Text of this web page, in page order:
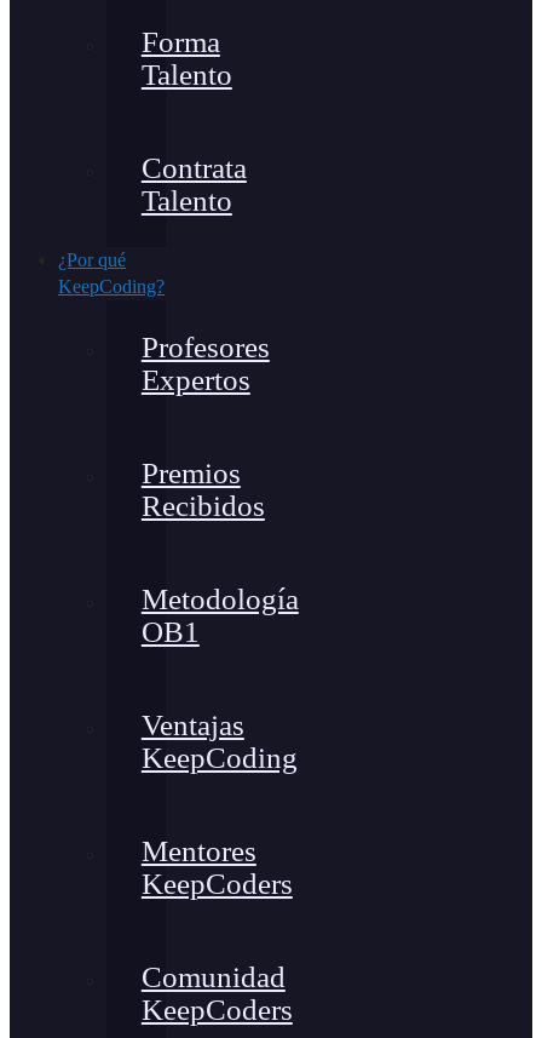
Forma
Talento
Contrata
Talento
¿Por qué
KeepCoding?
Profesores
Expertos
Premios
Recibidos
Metodología
OB1
Ventajas
KeepCoding
Mentores
KeepCoders
Comunidad
KeepCoders